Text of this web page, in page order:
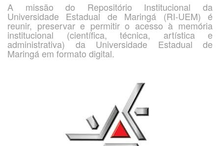
A missão do Repositório Institucional da
Universidade Estadual de Maringá (RI-UEM) é
reunir, preservar e permitir o acesso à memória
institucional (científica, técnica, artística e
administrativa) da Universidade Estadual de
Maringá em formato digital.